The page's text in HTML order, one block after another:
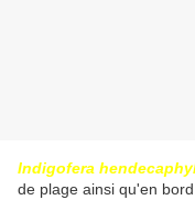
Indigofera
de plage ainsi qu'en